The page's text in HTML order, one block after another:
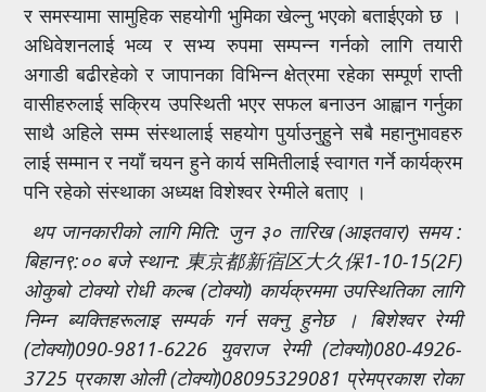
र समस्यामा सामुहिक सहयोगी भुमिका खेल्नु भएको बताईएको छ ।
अधिवेशनलाई भव्य र सभ्य रुपमा सम्पन्न गर्नको लागि तयारी
अगाडी बढीरहेको र जापानका विभिन्न क्षेत्रमा रहेका सम्पूर्ण राप्ती
वासीहरुलाई सक्रिय उपस्थिती भएर सफल बनाउन आह्वान गर्नुका
साथै अहिले सम्म संस्थालाई सहयोग पुर्याउनुहुने सबै महानुभावहरु
लाई सम्मान र नयाँ चयन हुने कार्य समितीलाई स्वागत गर्ने कार्यक्रम
पनि रहेको संस्थाका अध्यक्ष विशेश्वर रेग्मीले बताए ।
थप जानकारीको लागि मिति: जुन ३० तारिख (आइतवार) समय :
बिहान९:०० बजे स्थान: 東京都新宿区大久保1-10-15(2F)
ओकुबो टोक्यो रोधी कल्ब (टोक्यो) कार्यक्रममा उपस्थितिका लागि
निम्न ब्यक्तिहरूलाइ सम्पर्क गर्न सक्नु हुनेछ । बिशेश्वर रेग्मी
(टोक्यो)090-9811-6226 युवराज रेग्मी (टोक्यो)080-4926-
3725 प्रकाश ओली (टोक्यो)08095329081 प्रेमप्रकाश रोका